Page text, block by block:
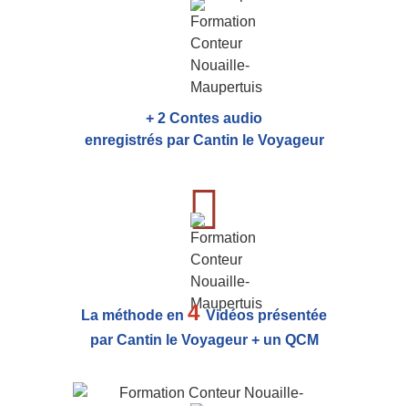
+ 2 Contes audio
enregistrés par Cantin le Voyageur
La méthode en 4Vidéos présentée
par Cantin le Voyageur + un QCM